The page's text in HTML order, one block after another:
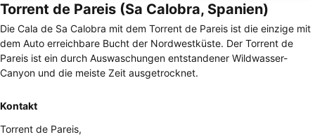
Torrent de Pareis (Sa Calobra, Spanien)
Die Cala de Sa Calobra mit dem Torrent de Pareis ist die einzige mit
dem Auto erreichbare Bucht der Nordwestküste. Der Torrent de
Pareis ist ein durch Auswaschungen entstandener Wildwasser-
Canyon und die meiste Zeit ausgetrocknet.
Kontakt
Torrent de Pareis,